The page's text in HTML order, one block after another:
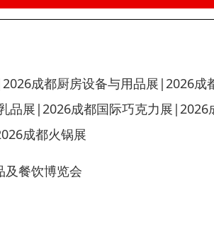
成都厨房设备与用品展|2026
品展|2026成都国际巧克力展
成都火锅展
及餐饮博览会